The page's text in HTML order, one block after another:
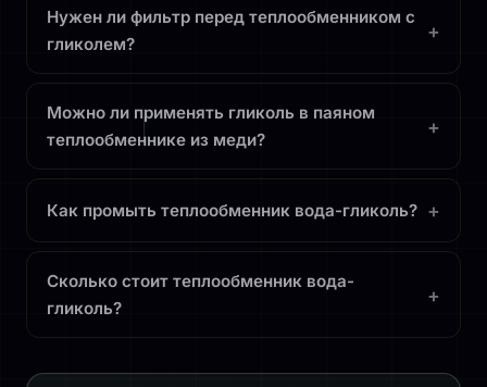
Нужен ли фильтр перед теплообменником с
гликолем?
+
Можно ли применять гликоль в паяном
теплообменнике из меди?
+
Как промыть теплообменник вода-гликоль? +
Сколько стоит теплообменник вода-
гликоль?
+